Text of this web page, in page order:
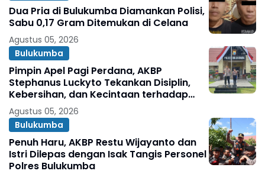
Dua Pria di Bulukumba Diamankan Polisi,
Sabu 0,17 Gram Ditemukan di Celana
Agustus 05, 2026
Bulukumba
Pimpin Apel Pagi Perdana, AKBP
Stephanus Luckyto Tekankan Disiplin,
Kebersihan, dan Kecintaan terhadap
Organisasi
Agustus 05, 2026
Bulukumba
Penuh Haru, AKBP Restu Wijayanto dan
Istri Dilepas dengan Isak Tangis Personel
Polres Bulukumba